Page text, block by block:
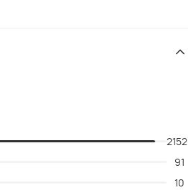
2152
91
10